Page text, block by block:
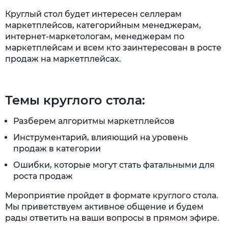
Круглый стол будет интересен селлерам
маркетплейсов, категорийным менеджерам,
интернет-маркетологам, менеджерам по
маркетплейсам и всем кто заинтересован в росте
продаж на маркетплейсах.
Темы круглого стола:
Разберем алгоритмы маркетплейсов
Инструментарий, влияющий на уровень
продаж в категории
Ошибки, которые могут стать фатальными для
роста продаж
Мероприятие пройдет в формате круглого стола.
Мы приветствуем активное общение и будем
рады ответить на ваши вопросы в прямом эфире.